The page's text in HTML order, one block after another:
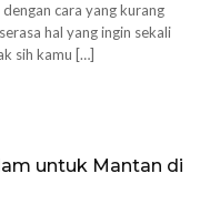
cara yang kurang
hal yang ingin sekali
sih kamu […]
untuk Mantan di